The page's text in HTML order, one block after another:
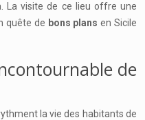
La visite de ce lieu offre une
quête de bons plans en Sicile
de
la vie des habitants de